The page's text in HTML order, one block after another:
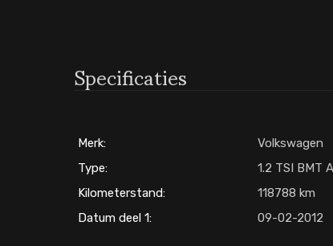
Specificaties
Merk: Volkswagen
Type:
1.2 TSI BMT
Kilometerstand:
118788
Datum deel 1:
09-02-2012